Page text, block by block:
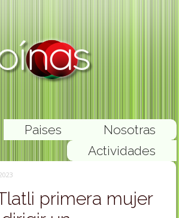
Nosotras
Paises
Actividades
primera mujer